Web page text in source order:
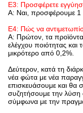
Ε3: Προσφέρετε
Α: Ναι, προσφέρουμε 1
Ε4: Πώς να
Α: Πρώτον, τα
ελέγχου ποιότητας και
μικρότερο από 0,2%.
Δεύτερον, κατά τη
νέα φώτα με νέα
επισκευάσουμε και θα
συζητήσουμε την λύση
σύμφωνα με την